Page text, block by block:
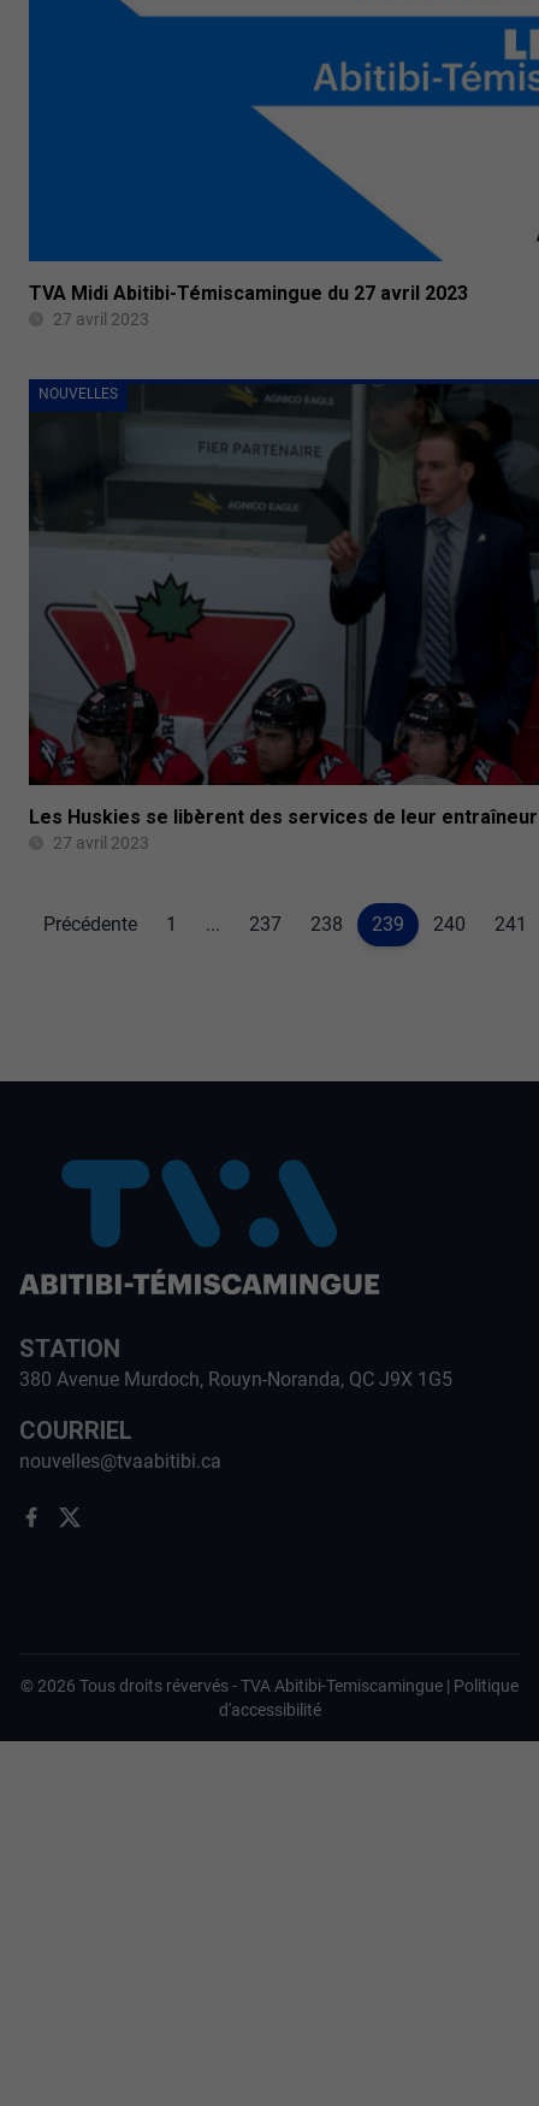
TVA Midi Abitibi-Témiscamingue du 27 avril 2023
27 avril 2023
NOUVELLES
Les Huskies se libèrent des services de leur
27 avril 2023
Précédente 1 ... 237 238 239 240 241
STATION
380 Avenue Murdoch, Rouyn-Noranda, QC J9X 1G5
COURRIEL
nouvelles@tvaabitibi.ca
© 2026 Tous droits révervés -TVA Abitibi-Temiscamingue | Politique
d'accessibilité